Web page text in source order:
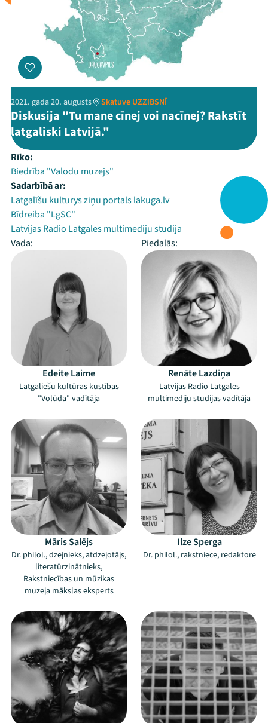
2021. gada 20. augusts Skatuve UZZIBSNĪ
Diskusija "Tu mane cīnej voi nacīnej? Rakstīt
latgaliski Latvijā."
Rīko:
Biedrība "Valodu muzejs"
Sadarbībā ar:
Latgalīšu kulturys ziņu portals lakuga.lv
Bīdreiba "LgSC"
Latvijas Radio Latgales multimediju studija
Vada:
Piedalās:
Edeite Laime
Latgaliešu kultūras kustības
"Volūda" vadītāja
Renāte Lazdiņa
Latvijas Radio Latgales
multimediju studijas vadītāja
Māris Salējs
Dr. philol., dzejnieks, atdzejotājs,
literatūrzinātnieks,
Rakstniecības un mūzikas
muzeja mākslas eksperts
Ilze Sperga
Dr. philol., rakstniece, redaktore